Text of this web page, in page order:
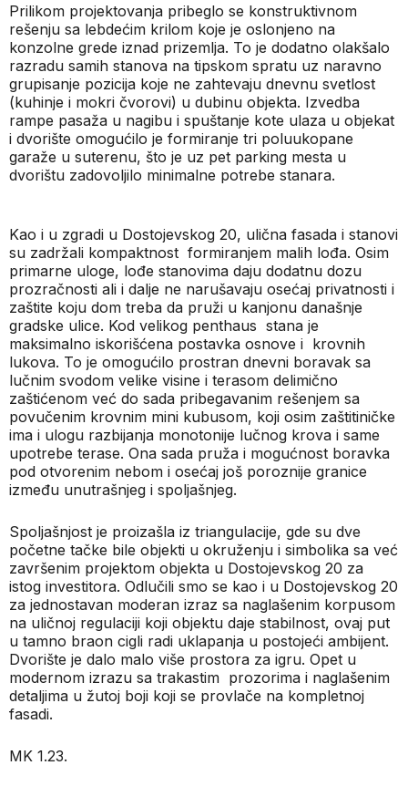
Prilikom projektovanja pribeglo se konstruktivnom
rešenju sa lebdećim krilom koje je oslonjeno na
konzolne grede iznad prizemlja. To je dodatno olakšalo
razradu samih stanova na tipskom spratu uz naravno
grupisanje pozicija koje ne zahtevaju dnevnu svetlost
(kuhinje i mokri čvorovi) u dubinu objekta. Izvedba
rampe pasaža u nagibu i spuštanje kote ulaza u objekat
i dvorište omogućilo je formiranje tri poluukopane
garaže u suterenu, što je uz pet parking mesta u
dvorištu zadovoljilo minimalne potrebe stanara.
Kao i u zgradi u Dostojevskog 20, ulična fasada i stanovi
su zadržali kompaktnost formiranjem malih lođa. Osim
primarne uloge, lođe stanovima daju dodatnu dozu
prozračnosti ali i dalje ne narušavaju osećaj privatnosti i
zaštite koju dom treba da pruži u kanjonu današnje
gradske ulice. Kod velikog penthaus stana je
maksimalno iskorišćena postavka osnove i krovnih
lukova. To je omogućilo prostran dnevni boravak sa
lučnim svodom velike visine i terasom delimično
zaštićenom već do sada pribegavanim rešenjem sa
povučenim krovnim mini kubusom, koji osim zaštitiničke
ima i ulogu razbijanja monotonije lučnog krova i same
upotrebe terase. Ona sada pruža i mogućnost boravka
pod otvorenim nebom i osećaj još poroznije granice
između unutrašnjeg i spoljašnjeg.
Spoljašnjost je proizašla iz triangulacije, gde su dve
početne tačke bile objekti u okruženju i simbolika sa već
završenim projektom objekta u Dostojevskog 20 za
istog investitora. Odlučili smo se kao i u Dostojevskog 20
za jednostavan moderan izraz sa naglašenim korpusom
na uličnoj regulaciji koji objektu daje stabilnost, ovaj put
u tamno braon cigli radi uklapanja u postojeći ambijent.
Dvorište je dalo malo više prostora za igru. Opet u
modernom izrazu sa trakastim prozorima i naglašenim
detaljima u žutoj boji koji se provlače na kompletnoj
fasadi.
MK 1.23.